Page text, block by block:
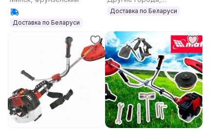
Производство Matrix GMBH БРЕНД- Germany
Гарантия 1 год.
Сервисный центр Matrix
Доставка по Беларуси
Могилевская область
Доставка по Беларуси